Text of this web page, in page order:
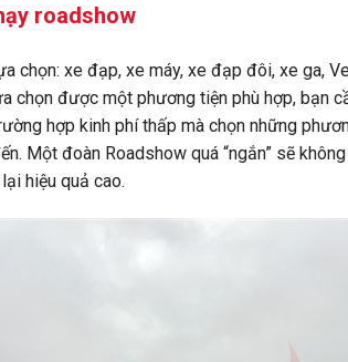
roadshow
chọn: xe đạp, xe máy, xe đạp đôi, xe ga,
chọn được một phương tiện phù hợp, bạn
hợp kinh phí thấp mà chọn những
Một đoàn Roadshow quá “ngắn” sẽ
hiệu quả cao.